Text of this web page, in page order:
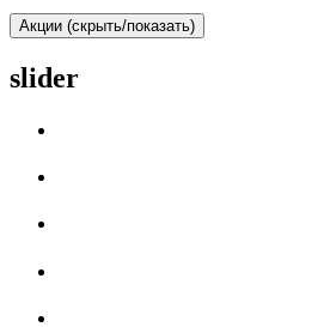
Акции (скрыть/показать)
slider